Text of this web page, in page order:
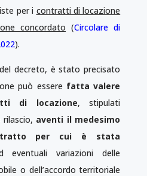
per i contratti di locazione
concordato (Circolare di
).
decreto, è stato precisato
può essere fatta valere
di locazione, stipulati
aventi il medesimo
per cui è stata
variazioni delle
o dell’accordo territoriale